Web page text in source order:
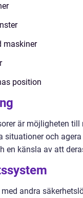
maskiner
position
är möjligheten
och
en känsla av att
andra